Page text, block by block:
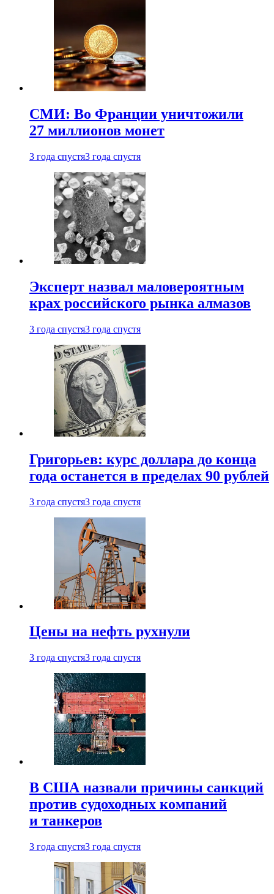
СМИ: Во Франции уничтожили
27 миллионов монет
3 года спустя3 года спустя
Эксперт назвал маловероятным
крах российского рынка алмазов
3 года спустя3 года спустя
Григорьев: курс доллара до конца
года останется в пределах 90 рублей
3 года спустя3 года спустя
Цены на нефть рухнули
3 года спустя3 года спустя
В США назвали причины санкций
против судоходных компаний
и танкеров
3 года спустя3 года спустя